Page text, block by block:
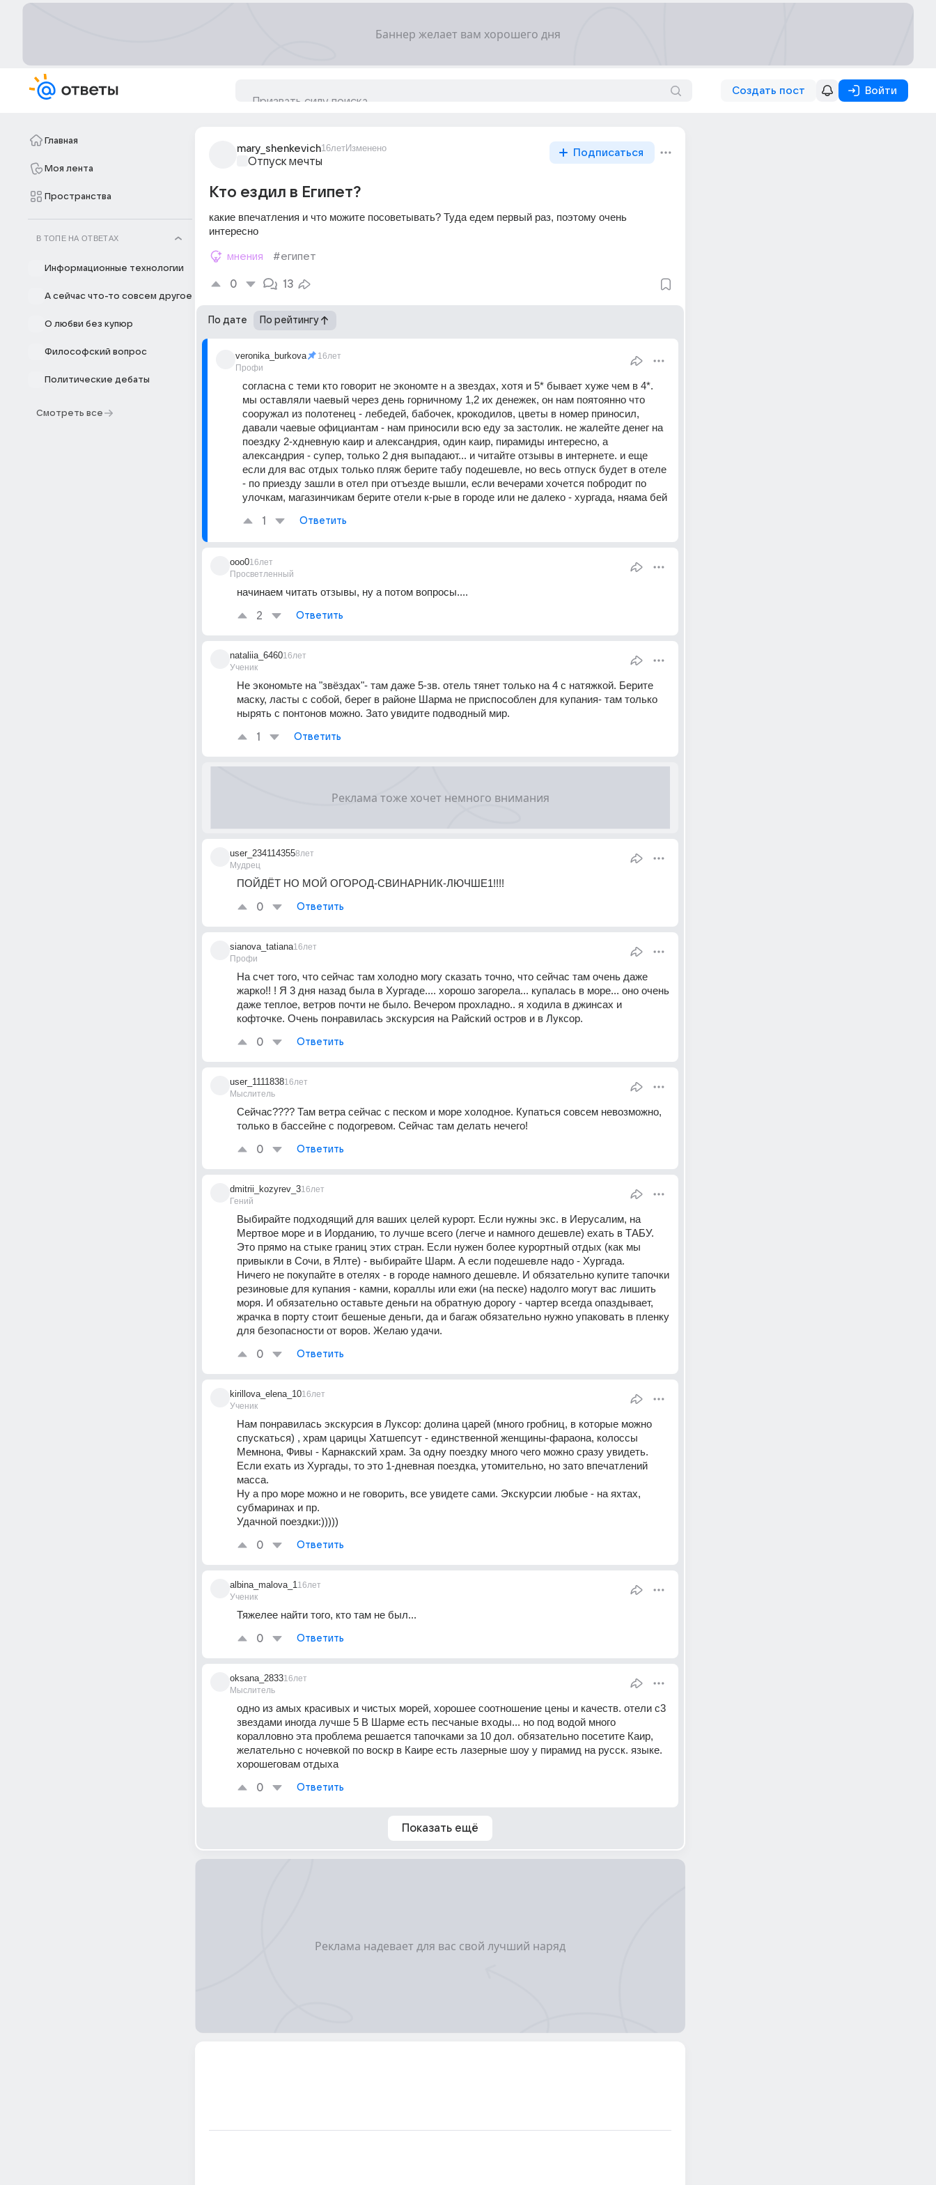
Создать пост Войти
Главная
Моя лента
Пространства
В ТОПЕ НА ОТВЕТАХ
Информационные технологии
А сейчас что-то совсем другое
О любви без купюр
Философский вопрос
Политические дебаты
Смотреть все
mary_shenkevich16летИзменено
Отпуск мечты
Подписаться
Кто ездил в Египет?
какие впечатления и что можите посоветывать? Туда едем первый раз, поэтому очень
интересно
мнения #египет
0 13
По дате По рейтингу
veronika_burkova
Профи
16лет
согласна с теми кто говорит не экономте н а звездах, хотя и 5* бывает хуже чем в 4*.
мы оставляли чаевый через день горничному 1,2 их денежек, он нам поятоянно что
сооружал из полотенец - лебедей, бабочек, крокодилов, цветы в номер приносил,
давали чаевые официантам - нам приносили всю еду за застолик. не жалейте денег на
поездку 2-хдневную каир и александрия, один каир, пирамиды интересно, а
александрия - супер, только 2 дня выпадают... и читайте отзывы в интернете. и еще
если для вас отдых только пляж берите табу подешевле, но весь отпуск будет в отеле
- по приезду зашли в отел при отъезде вышли, если вечерами хочется побродит по
улочкам, магазинчикам берите отели к-рые в городе или не далеко - хургада, няама бей
1 Ответить
ooo0
Просветленный
16лет
начинаем читать отзывы, ну а потом вопросы....
2 Ответить
nataliia_6460
Ученик
16лет
Не экономьте на "звёздах"- там даже 5-зв. отель тянет только на 4 с натяжкой. Берите
маску, ласты с собой, берег в районе Шарма не приспособлен для купания- там только
нырять с понтонов можно. Зато увидите подводный мир.
1 Ответить
user_234114355
Мудрец
8лет
ПОЙДЁТ НО МОЙ ОГОРОД-СВИНАРНИК-ЛЮЧШЕ1!!!!
0 Ответить
sianova_tatiana
Профи
16лет
На счет того, что сейчас там холодно могу сказать точно, что сейчас там очень даже
жарко!! ! Я 3 дня назад была в Хургаде.... хорошо загорела... купалась в море... оно очень
даже теплое, ветров почти не было. Вечером прохладно.. я ходила в джинсах и
кофточке. Очень понравилась экскурсия на Райский остров и в Луксор.
0 Ответить
user_1111838
Мыслитель
16лет
Сейчас???? Там ветра сейчас с песком и море холодное. Купаться совсем невозможно,
только в бассейне с подогревом. Сейчас там делать нечего!
0 Ответить
dmitrii_kozyrev_3
Гений
16лет
Выбирайте подходящий для ваших целей курорт. Если нужны экс. в Иерусалим, на
Мертвое море и в Иорданию, то лучше всего (легче и намного дешевле) ехать в ТАБУ.
Это прямо на стыке границ этих стран. Если нужен более курортный отдых (как мы
привыкли в Сочи, в Ялте) - выбирайте Шарм. А если подешевле надо - Хургада.
Ничего не покупайте в отелях - в городе намного дешевле. И обязательно купите тапочки
резиновые для купания - камни, кораллы или ежи (на песке) надолго могут вас лишить
моря. И обязательно оставьте деньги на обратную дорогу - чартер всегда опаздывает,
жрачка в порту стоит бешеные деньги, да и багаж обязательно нужно упаковать в пленку
для безопасности от воров. Желаю удачи.
0 Ответить
kirillova_elena_10
Ученик
16лет
Нам понравилась экскурсия в Луксор: долина царей (много гробниц, в которые можно
спускаться) , храм царицы Хатшепсут - единственной женщины-фараона, колоссы
Мемнона, Фивы - Карнакский храм. За одну поездку много чего можно сразу увидеть.
Если ехать из Хургады, то это 1-дневная поездка, утомительно, но зато впечатлений
масса.
Ну а про море можно и не говорить, все увидете сами. Экскурсии любые - на яхтах,
субмаринах и пр.
Удачной поездки:)))))
0 Ответить
albina_malova_1
Ученик
16лет
Тяжелее найти того, кто там не был...
0 Ответить
oksana_2833
Мыслитель
16лет
одно из амых красивых и чистых морей, хорошее соотношение цены и качеств. отели с3
звездами иногда лучше 5 В Шарме есть песчаные входы... но под водой много
коралловно эта проблема решается тапочками за 10 дол. обязательно посетите Каир,
желательно с ночевкой по воскр в Каире есть лазерные шоу у пирамид на русск. языке.
хорошеговам отдыха
0 Ответить
Показать ещё